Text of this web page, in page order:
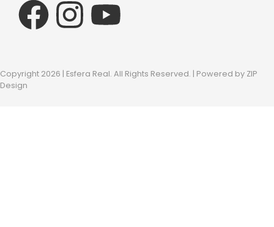
Copyright 2026 | Esfera Real. All Rights Reserved. | Powered by ZIP
Design